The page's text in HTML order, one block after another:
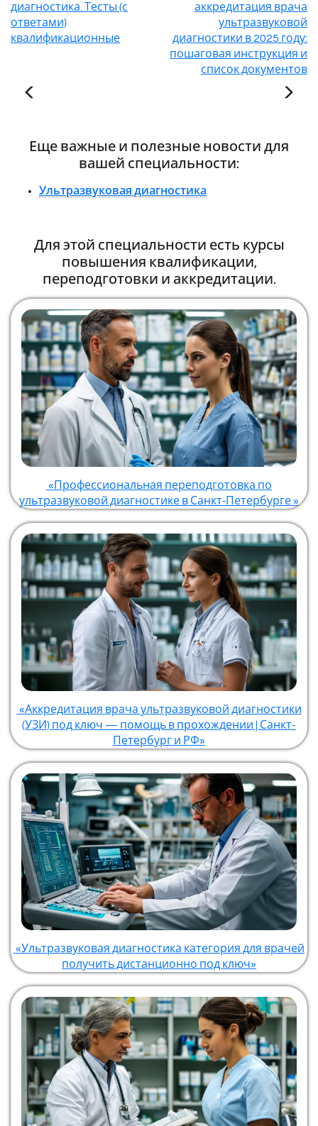
диагностика. Тесты (с
ответами)
квалификационные
аккредитация врача
ультразвуковой
диагностики в 2025 году:
пошаговая инструкция и
список документов
Еще важные и полезные новости для
вашей специальности:
Ультразвуковая диагностика
Для этой специальности есть курсы
повышения квалификации,
переподготовки и аккредитации.
«Профессиональная переподготовка по
ультразвуковой диагностике в Санкт‑Петербурге »
«Аккредитация врача ультразвуковой диагностики
(УЗИ) под ключ — помощь в прохождении | Санкт-
Петербург и РФ»
«Ультразвуковая диагностика категория для врачей
получить дистанционно под ключ»